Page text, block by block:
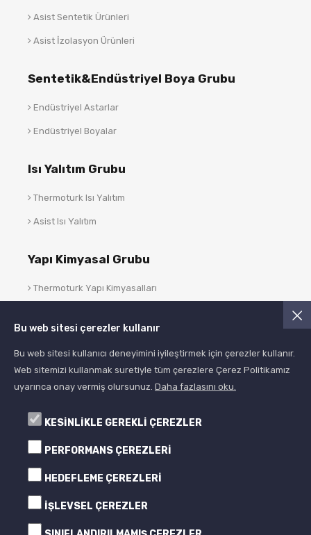
Asist Sentetik Ürünleri
Asist İzolasyon Ürünleri
Sentetik&Endüstriyel Boya Grubu
Endüstriyel Astarlar
Endüstriyel Boyalar
Isı Yalıtım Grubu
Thermoturk Isı Yalıtım
Asist Isı Yalıtım
Yapı Kimyasal Grubu
Thermoturk Yapı Kimyasalları
Blog
Tüm Hakları Saklıdır All Rights Reserved
Bu web sitesi çerezler kullanır
Bu web sitesi kullanıcı deneyimini iyileştirmek için çerezler kullanır.
Web sitemizi kullanmak suretiyle tüm çerezlere Çerez Politikamız
uyarınca onay vermiş olursunuz. Daha fazlasını oku.
KESİNLİKLE GEREKLİ ÇEREZLER
PERFORMANS ÇEREZLERİ
HEDEFLEME ÇEREZLERİ
İŞLEVSEL ÇEREZLER